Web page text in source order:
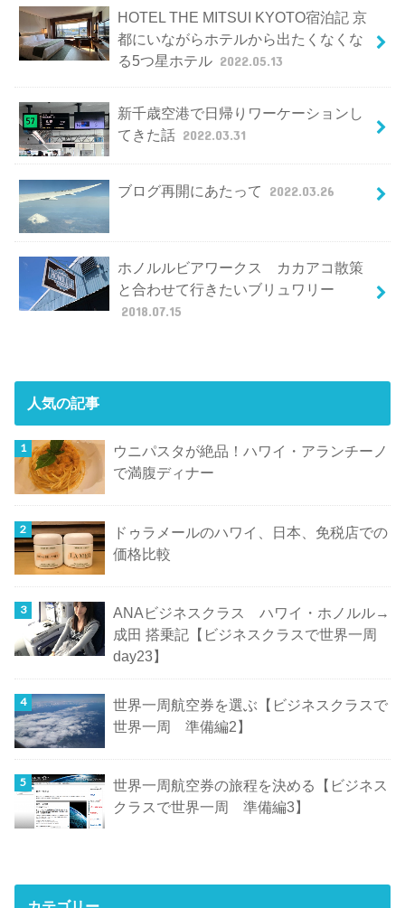
HOTEL THE MITSUI KYOTO宿泊記 京
都にいながらホテルから出たくなくな
る5つ星ホテル 2022.05.13
新千歳空港で日帰りワーケーションし
てきた話 2022.03.31
ブログ再開にあたって 2022.03.26
ホノルルビアワークス カカアコ散策
と合わせて行きたいブリュワリー
2018.07.15
人気の記事
ウニパスタが絶品！ハワイ・アランチーノ
で満腹ディナー
ドゥラメールのハワイ、日本、免税店での
価格比較
ANAビジネスクラス ハワイ・ホノルル→
成田 搭乗記【ビジネスクラスで世界一周
day23】
世界一周航空券を選ぶ【ビジネスクラスで
世界一周 準備編2】
世界一周航空券の旅程を決める【ビジネス
クラスで世界一周 準備編3】